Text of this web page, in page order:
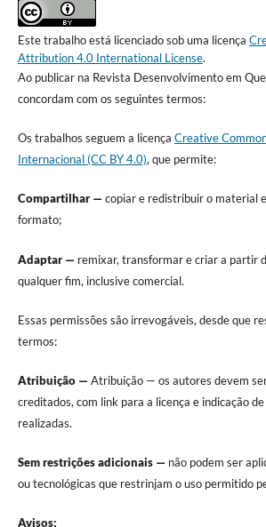
Este trabalho está licenciado sob uma licença
Attribution 4.0 International License.
Ao publicar na Revista Desenvolvimento em
concordam com os seguintes termos:
Os trabalhos seguem a licença Creative
Internacional (CC BY 4.0), que permite:
Compartilhar — copiar e redistribuir o material
formato;
Adaptar — remixar, transformar e criar a partir
qualquer fim, inclusive comercial.
Essas permissões são irrevogáveis, desde que
termos:
Atribuição — Atribuição — os autores devem
creditados, com link para a licença e indicação
realizadas.
Sem restrições adicionais — não podem ser
ou tecnológicas que restrinjam o uso permitido
Avisos: